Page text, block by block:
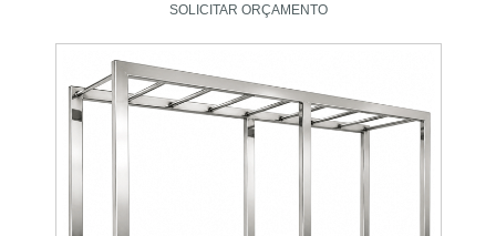
SOLICITAR ORÇAMENTO